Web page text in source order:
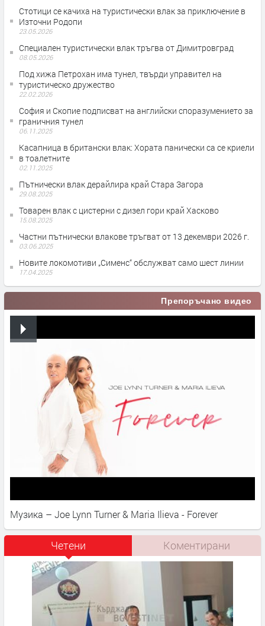
Стотици се качиха на туристически влак за приключение в
Източни Родопи
23.05.2026
Специален туристически влак тръгва от Димитровград
08.05.2026
Под хижа Петрохан има тунел, твърди управител на
туристическо дружество
22.02.2026
София и Скопие подписват на английски споразумението за
граничния тунел
06.11.2025
Касапница в британски влак: Хората панически са се криели
в тоалетните
02.11.2025
Пътнически влак дерайлира край Стара Загора
29.08.2025
Товарен влак с цистерни с дизел гори край Хасково
15.08.2025
Частни пътнически влакове тръгват от 13 декември 2026 г.
03.06.2025
Новите локомотиви „Сименс“ обслужват само шест линии
17.04.2025
Препоръчано видео
Музика – Joe Lynn Turner & Maria Ilieva - Forever
Четени Коментирани